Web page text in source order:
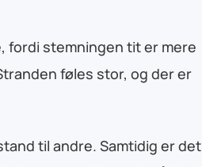
fordi stemningen tit er mere
føles stor, og der er
til andre. Samtidig er det